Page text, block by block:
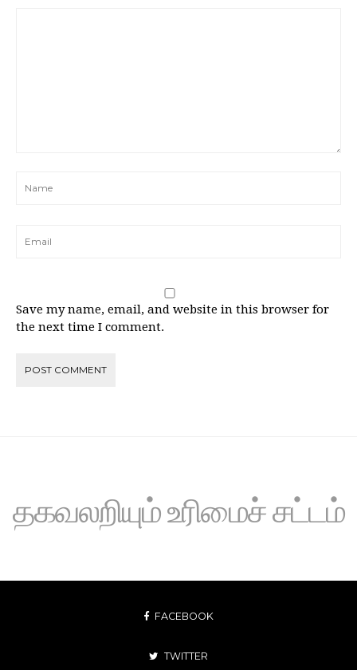
Save my name, email, and website in this browser for
the next time I comment.
தகவலறியும் உரிமைச் சட்டம்
FACEBOOK
TWITTER